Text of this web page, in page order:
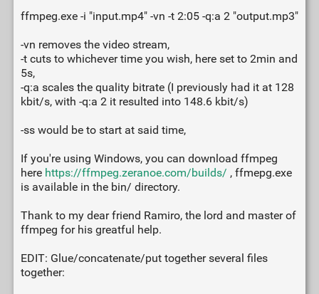
ffmpeg.exe -i "input.mp4" -vn -t 2:05 -q:a 2 "output.mp3"
-vn removes the video stream,
-t cuts to whichever time you wish, here set to 2min and
5s,
-q:a scales the quality bitrate (I previously had it at 128
kbit/s, with -q:a 2 it resulted into 148.6 kbit/s)
-ss would be to start at said time,
If you're using Windows, you can download ffmpeg
here https://ffmpeg.zeranoe.com/builds/ , ffmepg.exe
is available in the bin/ directory.
Thank to my dear friend Ramiro, the lord and master of
ffmpeg for his greatful help.
EDIT: Glue/concatenate/put together several files
together: